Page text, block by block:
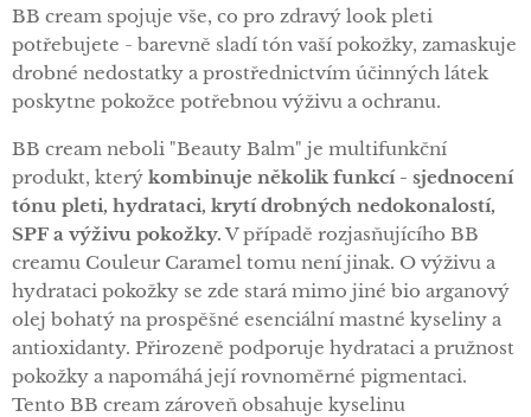
BB cream spojuje vše, co pro zdravý look pleti
potřebujete - barevně sladí tón vaší pokožky, zamaskuje
drobné nedostatky a prostřednictvím účinných látek
poskytne pokožce potřebnou výživu a ochranu.
BB cream neboli "Beauty Balm" je multifunkční
produkt, který kombinuje několik funkcí - sjednocení
tónu pleti, hydrataci, krytí drobných nedokonalostí,
SPF a výživu pokožky.V případě rozjasňujícího BB
creamu Couleur Caramel tomu není jinak. O výživu a
hydrataci pokožky se zde stará mimo jiné bio arganový
olej bohatý na prospěšné esenciální mastné kyseliny a
antioxidanty. Přirozeně podporuje hydrataci a pružnost
pokožky a napomáhá její rovnoměrné pigmentaci.
Tento BB cream zároveň obsahuje kyselinu